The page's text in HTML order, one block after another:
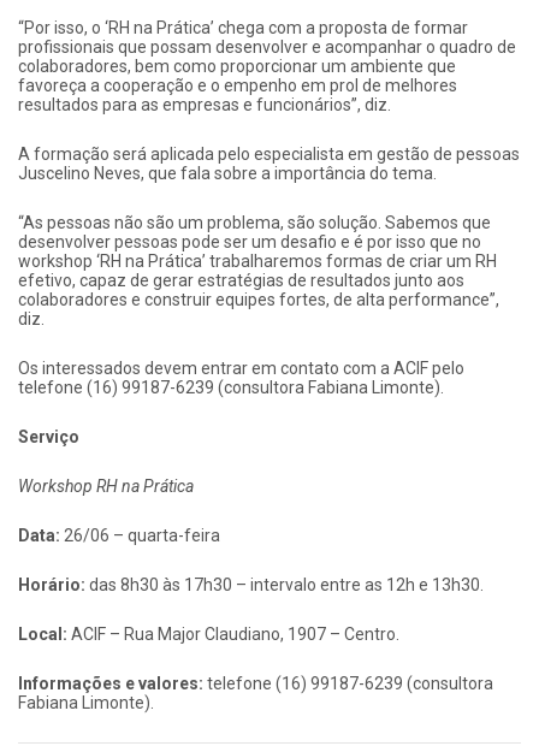
“Por isso, o ‘RH na Prática’ chega com a proposta de formar
profissionais que possam desenvolver e acompanhar o quadro de
colaboradores, bem como proporcionar um ambiente que
favoreça a cooperação e o empenho em prol de melhores
resultados para as empresas e funcionários”, diz.
A formação será aplicada pelo especialista em gestão de pessoas
Juscelino Neves, que fala sobre a importância do tema.
“As pessoas não são um problema, são solução. Sabemos que
desenvolver pessoas pode ser um desafio e é por isso que no
workshop ‘RH na Prática’ trabalharemos formas de criar um RH
efetivo, capaz de gerar estratégias de resultados junto aos
colaboradores e construir equipes fortes, de alta performance”,
diz.
Os interessados devem entrar em contato com a ACIF pelo
telefone (16) 99187-6239 (consultora Fabiana Limonte).
Serviço
Workshop RH na Prática
Data: 26/06 – quarta-feira
Horário: das 8h30 às 17h30 – intervalo entre as 12h e 13h30.
Local: ACIF – Rua Major Claudiano, 1907 – Centro.
Informações e valores: telefone (16) 99187-6239 (consultora
Fabiana Limonte).